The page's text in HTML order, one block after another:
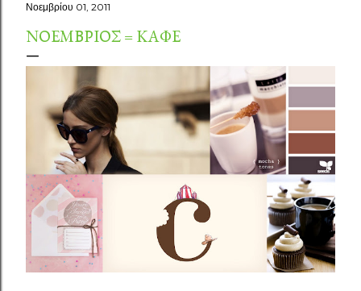
Νοεμβρίου 01, 2011
ΝΟΈΜΒΡΙΟΣ = ΚΑΦΈ